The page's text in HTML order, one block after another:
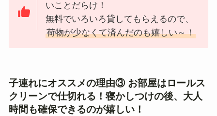
いことだらけ！
無料でいろいろ貸してもらえるので、
荷物が少なくて済んだのも嬉しい～！
子連れにオススメの理由③ お部屋はロールス
クリーンで仕切れる！寝かしつけの後、大人
時間も確保できるのが嬉しい！